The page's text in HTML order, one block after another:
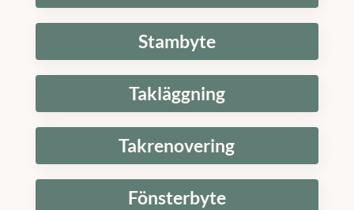
Stambyte
Takläggning
Takrenovering
Fönsterbyte